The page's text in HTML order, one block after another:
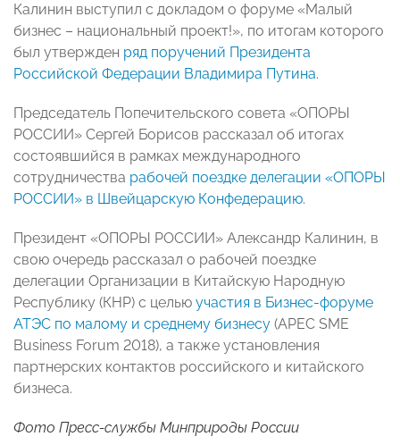
Калинин выступил с докладом о форуме «Малый
бизнес – национальный проект!», по итогам которого
был утвержден ряд поручений Президента
Российской Федерации Владимира Путина.
Председатель Попечительского совета «ОПОРЫ
РОССИИ» Сергей Борисов рассказал об итогах
состоявшийся в рамках международного
сотрудничества рабочей поездке делегации «ОПОРЫ
РОССИИ» в Швейцарскую Конфедерацию.
Президент «ОПОРЫ РОССИИ» Александр Калинин, в
свою очередь рассказал о рабочей поездке
делегации Организации в Китайскую Народную
Республику (КНР) с целью участия в Бизнес-форуме
АТЭС по малому и среднему бизнесу (APEC SME
Business Forum 2018), а также установления
партнерских контактов российского и китайского
бизнеса.
Фото Пресс-службы Минприроды России